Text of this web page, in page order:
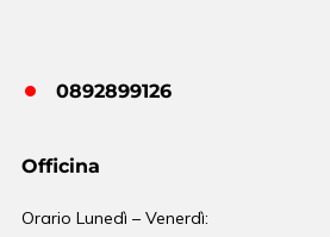
0892899126
Officina
Orario Lunedì – Venerdì: